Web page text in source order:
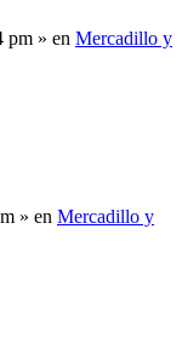
pm » en Mercadillo y
» en Mercadillo y